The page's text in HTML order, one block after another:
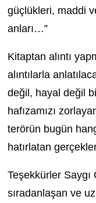
güçlükleri, maddi
anları…”
Kitaptan alıntı
alıntılarla
değil, hayal değil
hafızamızı
terörün bugün
hatırlatan
Teşekkürler Saygı
sıradanlaşan ve